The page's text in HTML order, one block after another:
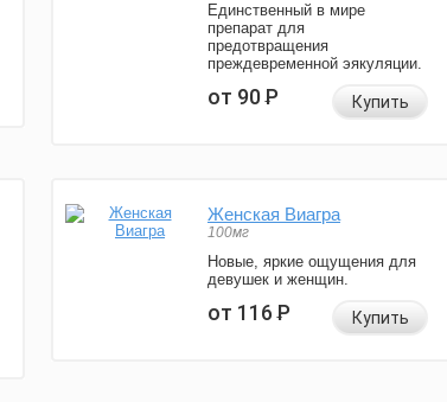
Единственный в мире
препарат для
предотвращения
преждевременной эякуляции.
от 90Р Купить
Женская Виагра
100мг
Новые, яркие ощущения для
девушек и женщин.
от 116Р Купить